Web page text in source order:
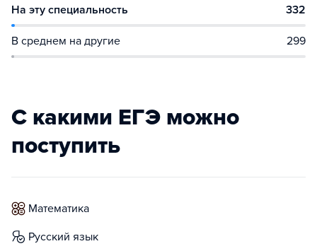
На эту специальность 332
В среднем на другие 299
С какими ЕГЭ можно
поступить
математика
русский язык